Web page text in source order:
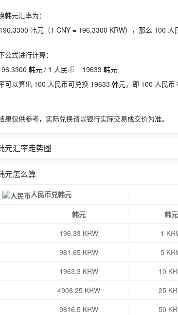
韩元汇率为：
韩元（1 CNY = 196.3300 KRW），那么 100 人
公式进行计算：
韩元 / 1 人民币 = 19633 韩元
可以算出 100 人民币可兑换 19633 韩元，即 100 人民
果仅供参考，实际兑换请以银行实际交易成交价为准。
元汇率走势图
元怎么算
人民币兑韩元
韩元 韩元
196.33 KRW 1
981.65 KRW 5
1963.3 KRW 10
4908.25 KRW 25
9816.5 KRW 50